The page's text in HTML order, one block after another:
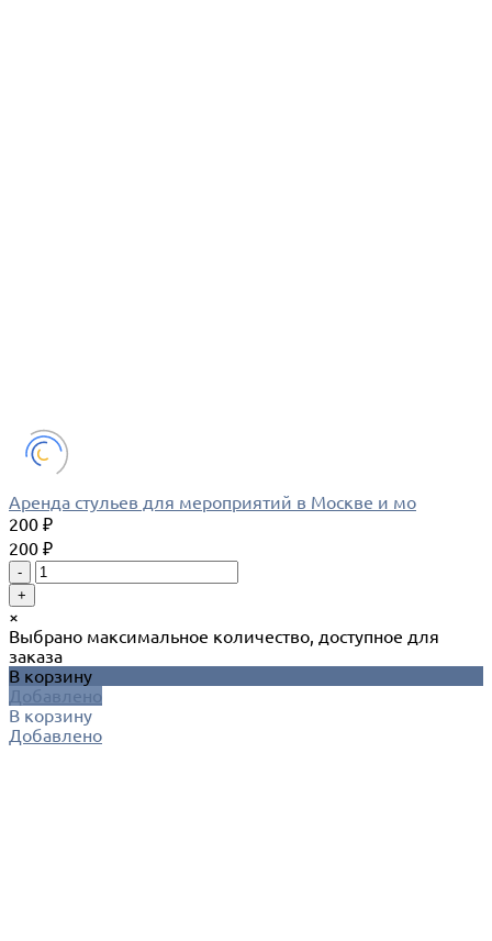
Аренда стульев для мероприятий в Москве и мо
200 ₽
200 ₽
-
+
×
Выбрано максимальное количество, доступное для
заказа
В корзину
Добавлено
В корзину
Добавлено